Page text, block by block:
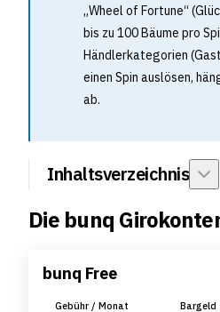
„Wheel of Fortune“
bis zu 100 Bäume pro
Händlerkategorien
einen Spin auslösen,
ab.
Inhaltsverzeichnis
Die bunq
bunq Free
Gebühr / Monat Bargeld